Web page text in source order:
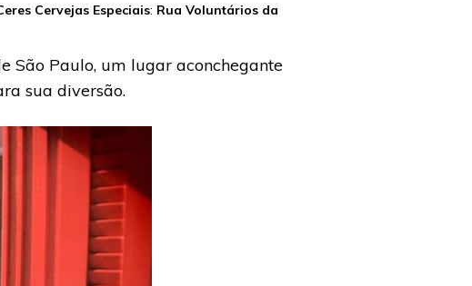
Cervejas Especiais: Rua Voluntários da
São Paulo, um lugar aconchegante
sua diversão.